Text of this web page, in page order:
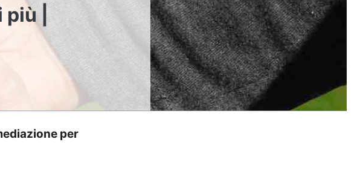
più |
per